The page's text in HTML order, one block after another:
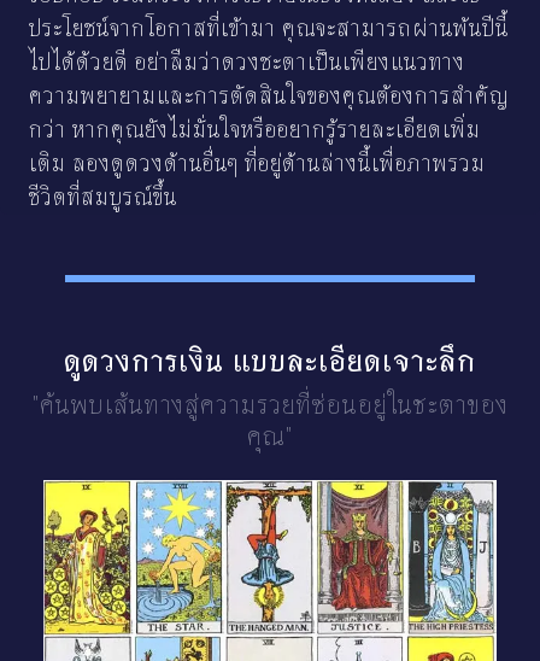
ประโยชน์จากโอกาสที่เข้ามา คุณจะสามารถผ่านพ้นปีนี้
ไปได้ด้วยดี อย่าลืมว่าดวงชะตาเป็นเพียงแนวทาง
ความพยายามและการตัดสินใจของคุณต้องการสำคัญ
กว่า หากคุณยังไม่มั่นใจหรืออยากรู้รายละเอียดเพิ่ม
เติม ลองดูดวงด้านอื่นๆ ที่อยู่ด้านล่างนี้เพื่อภาพรวม
ชีวิตที่สมบูรณ์ขึ้น
ดูดวงการเงิน แบบละเอียดเจาะลึก
"ค้นพบเส้นทางสู่ความรวยที่ซ่อนอยู่ในชะตาของ
คุณ"